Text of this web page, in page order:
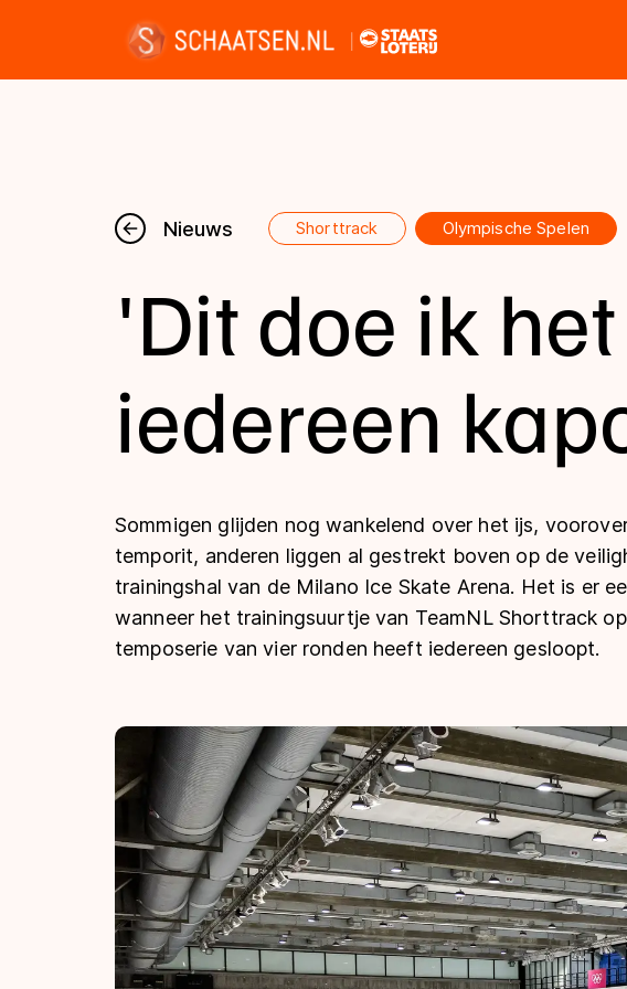
Nieuws
Kalender
Disciplines
Uitslagen
Tijden & historie
De weg op
Olympische Spelen
Nieuws Shorttrack Olympische Spelen
'Dit doe ik
iedereen
Sommigen glijden nog wankelend over het ijs,
temporit, anderen liggen al gestrekt boven op de
trainingshal van de Milano Ice Skate Arena. Het is er
wanneer het trainingsuurtje van TeamNL Shorttrack
temposerie van vier ronden heeft iedereen gesloopt.